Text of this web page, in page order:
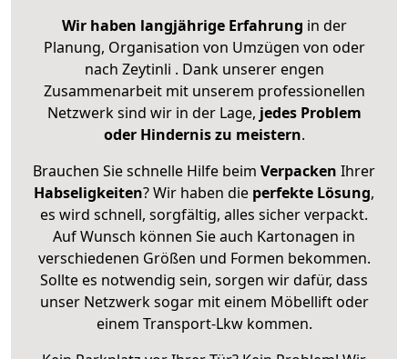
Wir haben langjährige Erfahrung in der
Planung, Organisation von Umzügen von oder
nach Zeytinli . Dank unserer engen
Zusammenarbeit mit unserem professionellen
Netzwerk sind wir in der Lage, jedes Problem
oder Hindernis zu meistern.
Brauchen Sie schnelle Hilfe beim Verpacken Ihrer
Habseligkeiten? Wir haben die perfekte Lösung,
es wird schnell, sorgfältig, alles sicher verpackt.
Auf Wunsch können Sie auch Kartonagen in
verschiedenen Größen und Formen bekommen.
Sollte es notwendig sein, sorgen wir dafür, dass
unser Netzwerk sogar mit einem Möbellift oder
einem Transport-Lkw kommen.